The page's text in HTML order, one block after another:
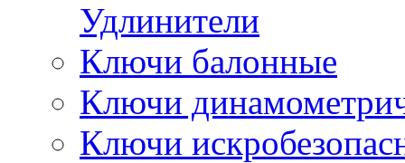
Удлинители
Ключи балонные
Ключи
Ключи